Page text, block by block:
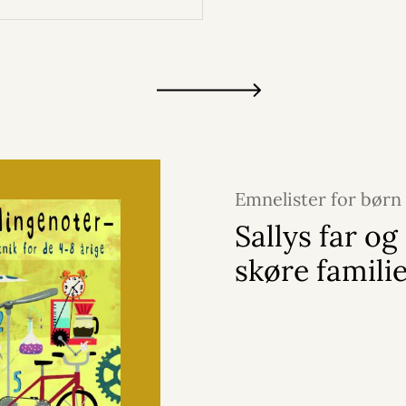
Emnelister for børn
2025
Sallys far
skøre